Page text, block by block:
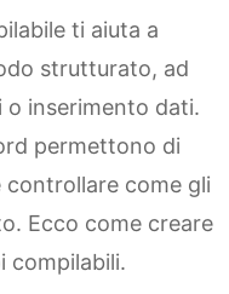
ti aiuta a
strutturato, ad
o inserimento dati.
permettono di
come gli
Ecco come creare
compilabili.